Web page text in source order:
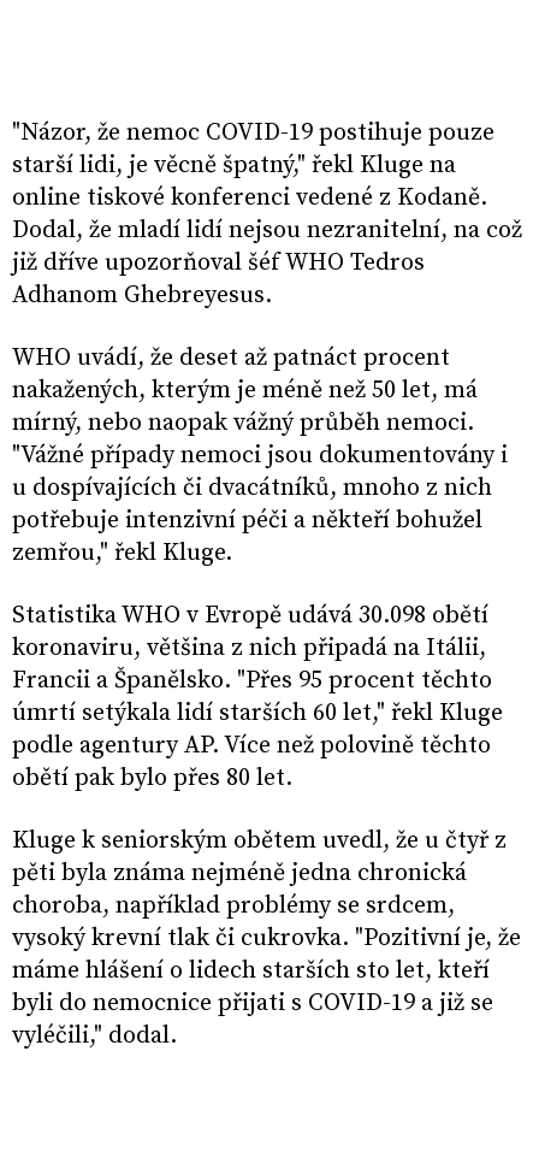
"Názor, že nemoc COVID-19 postihuje pouze
starší lidi, je věcně špatný," řekl Kluge na
online tiskové konferenci vedené z Kodaně.
Dodal, že mladí lidí nejsou nezranitelní, na což
již dříve upozorňoval šéf WHO Tedros
Adhanom Ghebreyesus.
WHO uvádí, že deset až patnáct procent
nakažených, kterým je méně než 50 let, má
mírný, nebo naopak vážný průběh nemoci.
"Vážné případy nemoci jsou dokumentovány i
u dospívajících či dvacátníků, mnoho z nich
potřebuje intenzivní péči a někteří bohužel
zemřou," řekl Kluge.
Statistika WHO v Evropě udává 30.098 obětí
koronaviru, většina z nich připadá na Itálii,
Francii a Španělsko. "Přes 95 procent těchto
úmrtí setýkala lidí starších 60 let," řekl Kluge
podle agentury AP. Více než polovině těchto
obětí pak bylo přes 80 let.
Kluge k seniorským obětem uvedl, že u čtyř z
pěti byla známa nejméně jedna chronická
choroba, například problémy se srdcem,
vysoký krevní tlak či cukrovka. "Pozitivní je, že
máme hlášení o lidech starších sto let, kteří
byli do nemocnice přijati s COVID-19 a již se
vyléčili," dodal.